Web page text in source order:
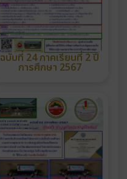
ฉบับที่ 24 ภาคเรียนที่ 2 ปี
การศึกษา 2567